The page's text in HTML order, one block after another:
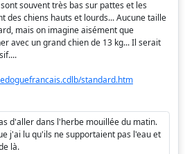
souvent très bas sur pattes et les
des chiens hauts et lourds... Aucune taille
mais on imagine aisément que
avec un grand chien de 13 kg... Il serait
standard.htm
d'aller dans l'herbe mouillée du matin.
j'ai lu qu'ils ne supportaient pas l'eau et
là.